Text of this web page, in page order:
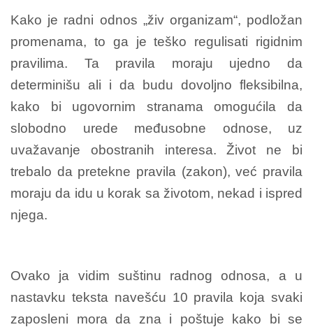
Kako je radni odnos „živ organizam“, podložan
promenama, to ga je teško regulisati rigidnim
pravilima. Ta pravila moraju ujedno da
determinišu ali i da budu dovoljno fleksibilna,
kako bi ugovornim stranama omogućila da
slobodno urede međusobne odnose, uz
uvažavanje obostranih interesa. Život ne bi
trebalo da pretekne pravila (zakon), već pravila
moraju da idu u korak sa životom, nekad i ispred
njega.
Ovako ja vidim suštinu radnog odnosa, a u
nastavku teksta navešću 10 pravila koja svaki
zaposleni mora da zna i poštuje kako bi se